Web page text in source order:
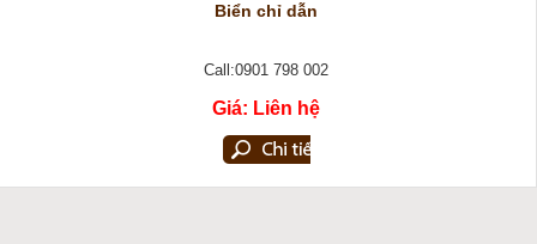
Biển chỉ dẫn
Call:0901 798 002
Giá: Liên hệ